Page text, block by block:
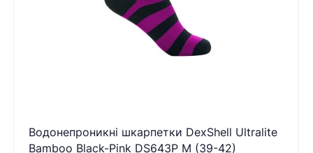
Водонепроникні шкарпетки DexShell Ultralite
Bamboo Black-Pink DS643P M (39-42)